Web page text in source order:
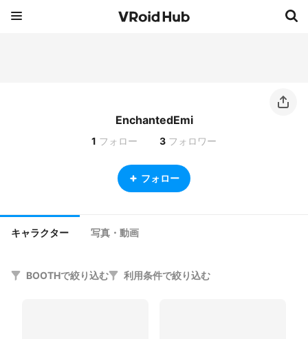
EnchantedEmi
1 フォロー 3 フォロワー
フォロー
キャラクター 写真・動画
BOOTHで絞り込む 利用条件で絞り込む